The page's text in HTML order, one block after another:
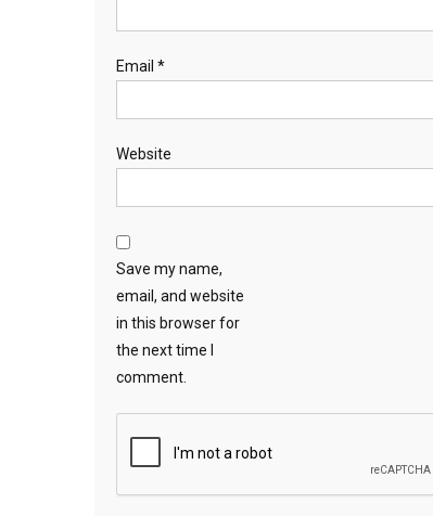
Email *
Website
Save my name,
email, and website
in this browser for
the next time I
comment.